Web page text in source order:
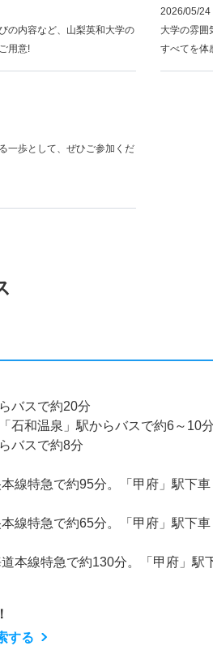
の内容など、山梨英和大学の
用意!
2026/05/24
大学の雰囲
すべてを体
一歩として、ぜひご参加くだ
バスで約20分
石和温泉」駅からバスで約6～10
バスで約8分
線特急で約95分。「甲府」駅下車
線特急で約65分。「甲府」駅下車
本線特急で約130分。「甲府」駅
する